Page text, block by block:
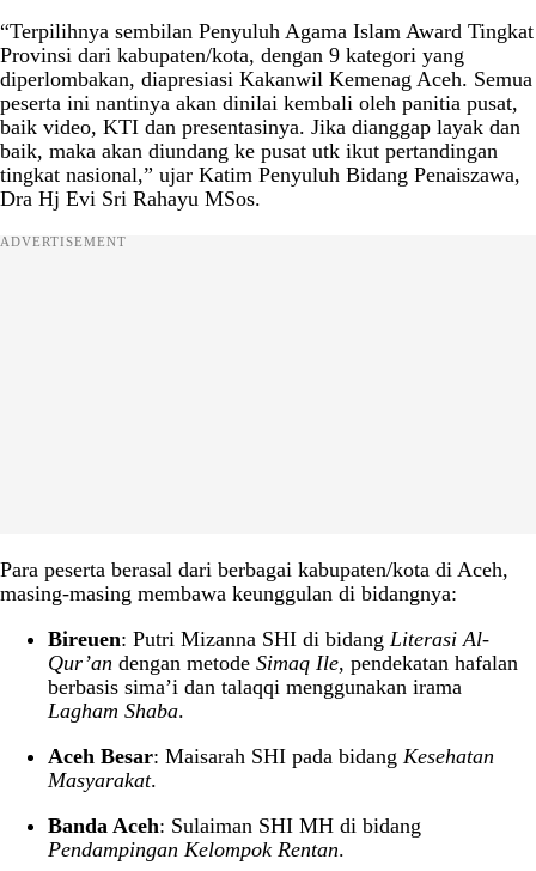
“Terpilihnya sembilan Penyuluh Agama Islam Award Tingkat
Provinsi dari kabupaten/kota, dengan 9 kategori yang
diperlombakan, diapresiasi Kakanwil Kemenag Aceh. Semua
peserta ini nantinya akan dinilai kembali oleh panitia pusat,
baik video, KTI dan presentasinya. Jika dianggap layak dan
baik, maka akan diundang ke pusat utk ikut pertandingan
tingkat nasional,” ujar Katim Penyuluh Bidang Penaiszawa,
Dra Hj Evi Sri Rahayu MSos.
ADVERTISEMENT
Para peserta berasal dari berbagai kabupaten/kota di Aceh,
masing-masing membawa keunggulan di bidangnya:
Bireuen: Putri Mizanna SHI di bidang Literasi Al-
Qur’an dengan metode Simaq Ile, pendekatan hafalan
berbasis sima’i dan talaqqi menggunakan irama
Lagham Shaba.
Aceh Besar: Maisarah SHI pada bidang Kesehatan
Masyarakat.
Banda Aceh: Sulaiman SHI MH di bidang
Pendampingan Kelompok Rentan.